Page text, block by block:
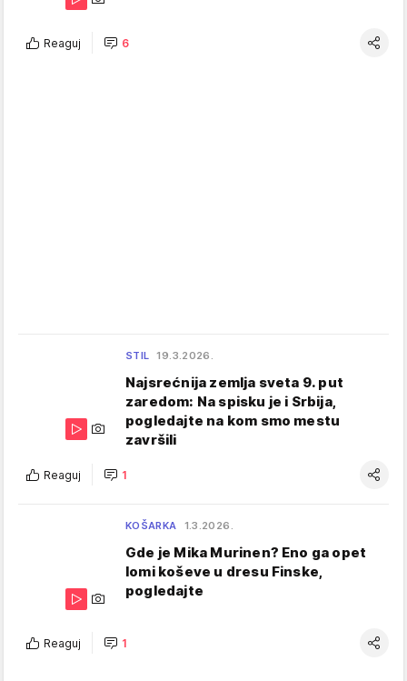
Reaguj 6
STIL 19.3.2026.
Najsrećnija zemlja sveta 9. put
zaredom: Na spisku je i Srbija,
pogledajte na kom smo mestu
završili
Reaguj 1
KOŠARKA 1.3.2026.
Gde je Mika Murinen? Eno ga opet
lomi koševe u dresu Finske,
pogledajte
Reaguj 1